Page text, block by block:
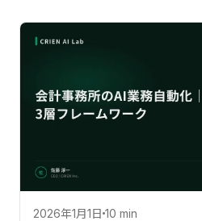
2026年1月1日 10 min